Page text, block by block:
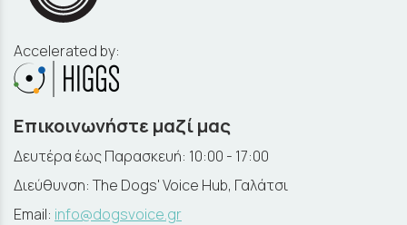
Accelerated by:
Επικοινωνήστε μαζί μας
Δευτέρα έως Παρασκευή: 10:00 - 17:00
Διεύθυνση: The Dogs' Voice Hub, Γαλάτσι
Email: info@dogsvoice.gr